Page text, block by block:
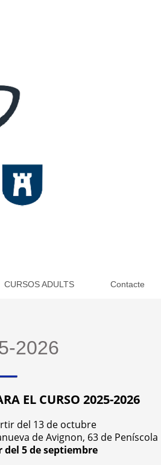
CURSOS ADULTS Contacte
2026
EL CURSO 2025-2026
del 13 de octubre
de Avignon, 63 de Peníscola
5 de septiembre